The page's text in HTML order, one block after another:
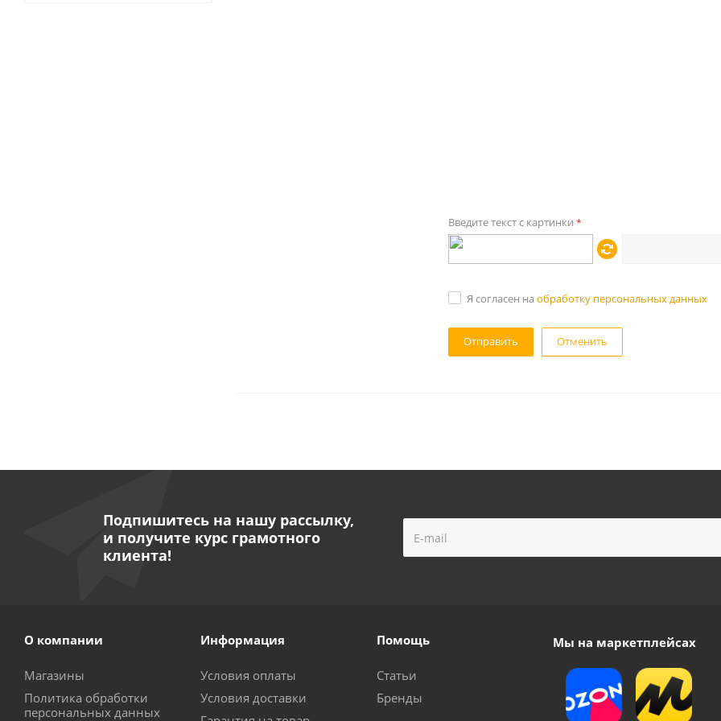
Введите текст с картинки *
Я согласен на обработку персональных данных
Отменить
Подпишитесь на нашу рассылку,
и получите курс грамотного
клиента!
О компании
Магазины
Политика обработки
персональных данных
Информация
Условия оплаты
Условия доставки
Помощь
Статьи
Бренды
Мы на маркетплейсах